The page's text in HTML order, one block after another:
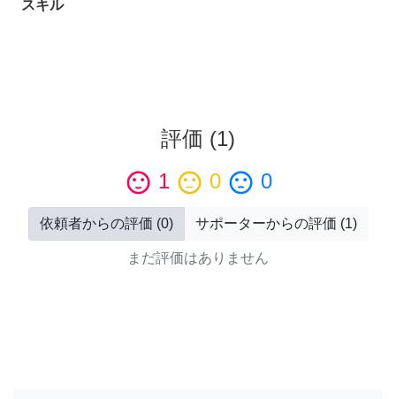
スキル
評価 (1)
sentiment_satisfied 1 sentiment_neutral 0 sentiment_dissatisfied 0
依頼者からの評価 (0) サポーターからの評価 (1)
まだ評価はありません